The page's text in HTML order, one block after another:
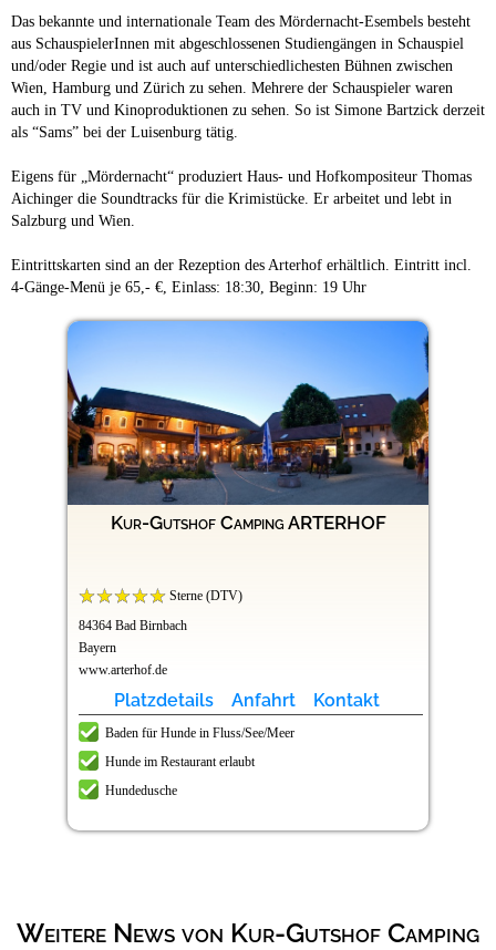
Das bekannte und internationale Team des Mördernacht-Esembels besteht
aus SchauspielerInnen mit abgeschlossenen Studiengängen in Schauspiel
und/oder Regie und ist auch auf unterschiedlichesten Bühnen zwischen
Wien, Hamburg und Zürich zu sehen. Mehrere der Schauspieler waren
auch in TV und Kinoproduktionen zu sehen. So ist Simone Bartzick derzeit
als “Sams” bei der Luisenburg tätig.
Eigens für „Mördernacht“ produziert Haus- und Hofkompositeur Thomas
Aichinger die Soundtracks für die Krimistücke. Er arbeitet und lebt in
Salzburg und Wien.
Eintrittskarten sind an der Rezeption des Arterhof erhältlich. Eintritt incl.
4-Gänge-Menü je 65,- €, Einlass: 18:30, Beginn: 19 Uhr
Kur-Gutshof Camping ARTERHOF
Sterne (DTV)
84364 Bad Birnbach
Bayern
www.arterhof.de
Platzdetails Anfahrt Kontakt
Baden für Hunde in Fluss/See/Meer
Hunde im Restaurant erlaubt
Hundedusche
Weitere News von Kur-Gutshof Camping